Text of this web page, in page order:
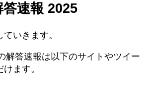
速報 2025
いきます。
解答速報は以下のサイトやツイー
ます。